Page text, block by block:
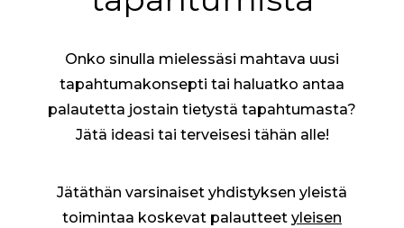
Onko sinulla mielessäsi mahtava uusi
tapahtumakonsepti tai haluatko antaa
palautetta jostain tietystä tapahtumasta?
Jätä ideasi tai terveisesi tähän alle!
Jätäthän varsinaiset yhdistyksen yleistä
toimintaa koskevat palautteet yleisen